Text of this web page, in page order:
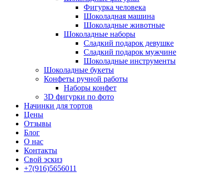
Фигурка человека
Шоколадная машина
Шоколадные животные
Шоколадные наборы
Сладкий подарок девушке
Сладкий подарок мужчине
Шоколадные инструменты
Шоколадные букеты
Конфеты ручной работы
Наборы конфет
3D фигурки по фото
Начинки для тортов
Цены
Отзывы
Блог
О нас
Контакты
Свой эскиз
+7(916)5656011